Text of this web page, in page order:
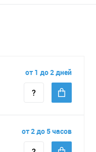
от 1 до 2 дней
от 2 до 5 часов